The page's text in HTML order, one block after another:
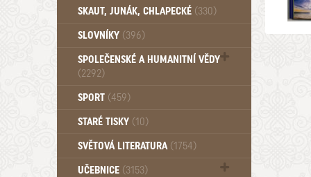
SKAUT, JUNÁK, CHLAPECKÉ (330)
SLOVNÍKY (396)
SPOLEČENSKÉ A HUMANITNÍ VĚDY
(2292)
Pedagogika (191)
Psychologie a osobní rozvoj (761)
SPORT (459)
STARÉ TISKY (10)
SVĚTOVÁ LITERATURA (1754)
UČEBNICE (3153)